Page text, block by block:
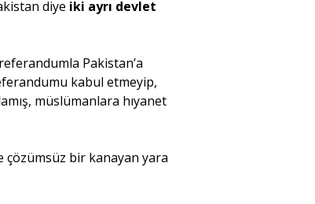
diye iki ayrı devlet
Pakistan’a
kabul etmeyip,
müslümanlara hıyanet
çözümsüz bir kanayan yara